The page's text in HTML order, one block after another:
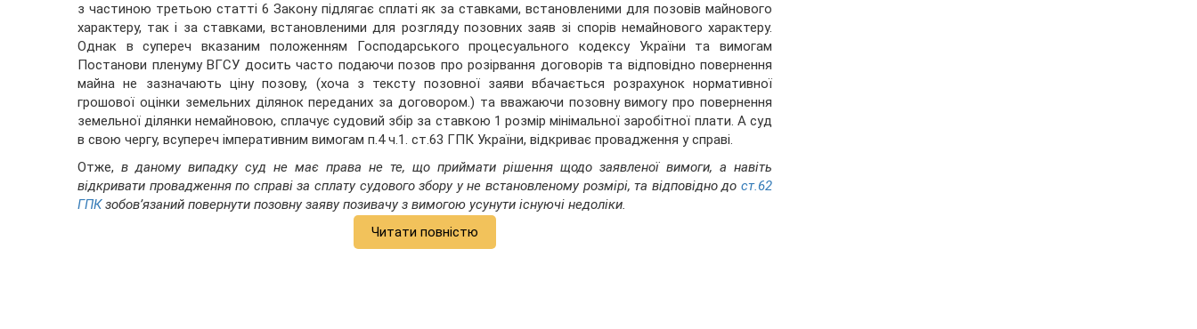
з частиною третьою статті 6 Закону підлягає сплаті як за ставками, встановленими для позовів майнового
характеру, так і за ставками, встановленими для розгляду позовних заяв зі спорів немайнового характеру.
Однак в супереч вказаним положенням Господарського процесуального кодексу України та вимогам
Постанови пленуму ВГСУ досить часто подаючи позов про розірвання договорів та відповідно повернення
майна не зазначають ціну позову, (хоча з тексту позовної заяви вбачається розрахунок нормативної
грошової оцінки земельних ділянок переданих за договором.) та вважаючи позовну вимогу про повернення
земельної ділянки немайновою, сплачує судовий збір за ставкою 1 розмір мінімальної заробітної плати. А суд
в свою чергу, всупереч імперативним вимогам п.4 ч.1. ст.63 ГПК України, відкриває провадження у справі.
Отже, в даному випадку суд не має права не те, що приймати рішення щодо заявленої вимоги, а навіть
відкривати провадження по справі за сплату судового збору у не встановленому розмірі, та відповідно до ст.62
ГПКзобов’язаний повернути позовну заяву позивачу з вимогою усунути існуючі недоліки.
Читати повністю